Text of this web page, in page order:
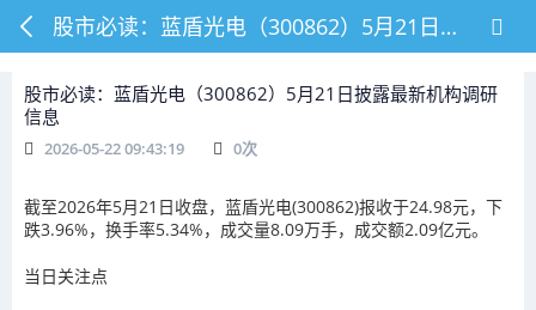
股市必读：蓝盾光电（300862）5月21日披露最新机构调研信息
股市必读：蓝盾光电（300862）5月21日披露最新机构调研
信息
2026-05-22 09:43:19 0次
截至2026年5月21日收盘，蓝盾光电(300862)报收于24.98元，下
跌3.96%，换手率5.34%，成交量8.09万手，成交额2.09亿元。
当日关注点